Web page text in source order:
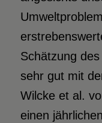
Schätzung
sehr gut mit
Wilcke et al.
einen